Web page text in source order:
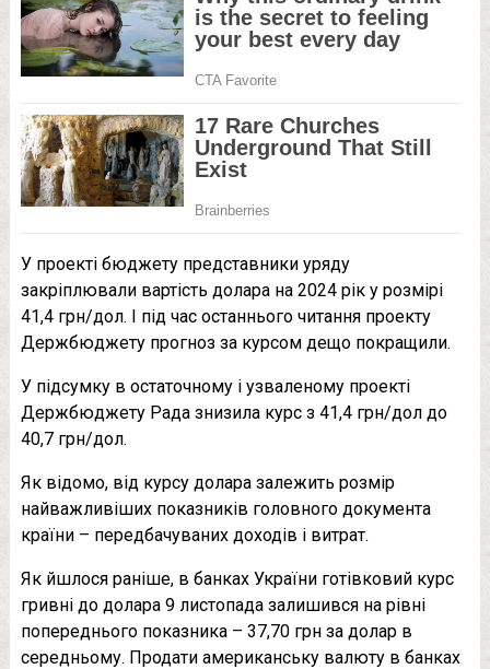
У проекті бюджету представники уряду
закріплювали вартість долара на 2024 рік у розмірі
41,4 грн/дол. І під час останнього читання проекту
Держбюджету прогноз за курсом дещо покращили.
У підсумку в остаточному і узваленому проекті
Держбюджету Рада знизила курс з 41,4 грн/дол до
40,7 грн/дол.
Як відомо, від курсу долара залежить розмір
найважливіших показників головного документа
країни – передбачуваних доходів і витрат.
Як йшлося раніше, в банках України готівковий курс
гривні до долара 9 листопада залишився на рівні
попереднього показника – 37,70 грн за долар в
середньому. Продати американську валюту в банках